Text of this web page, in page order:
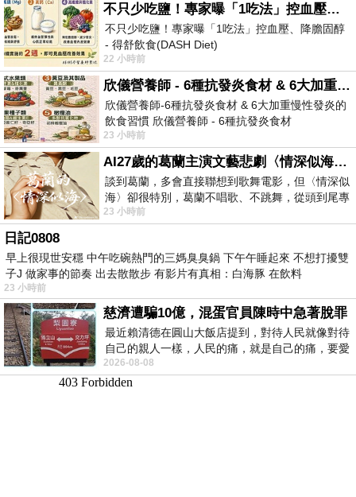
不只少吃鹽！專家曝「1吃法」控血壓、降膽固醇 - 得舒飲食(DASH Diet)
不只少吃鹽！專家曝「1吃法」控血壓、降膽固醇
- 得舒飲食(DASH Diet)
https://www.facebook.com/dietitiansophia/
posts/157966
22 小時前
欣儀營養師 - 6種抗發炎食材 & 6大加重慢性發炎的飲食習慣
欣儀營養師-6種抗發炎食材 & 6大加重慢性發炎的
飲食習慣 欣儀營養師 - 6種抗發炎食材
https://www.facebook.com/photo/?fbid=147
23 小時前
AI27歲的葛蘭主演文藝悲劇〈情深似海〉 #戀上老電影 #葛蘭 #粟子
談到葛蘭，多會直接聯想到歌舞電影，但〈情深似
海〉卻很特別，葛蘭不唱歌、不跳舞，從頭到尾專
心演戲。拍攝期間，經常工作超過12個鐘
23 小時前
日記0808
早上很現世安穩 中午吃碗熱門的三媽臭臭鍋 下午午睡起來 不想打擾雙
子J 做家事的節奏 出去散散步 有影片有真相：白海豚 在飲料
23 小時前
慈濟遭騙10億，混蛋官員陳時中急著脫罪
最近賴清德在圓山大飯店提到，對待人民就像對待
自己的親人一樣，人民的痛，就是自己的痛，要愛
民如親，說的這麼好聽，實際上根本沒做
2026-08-08